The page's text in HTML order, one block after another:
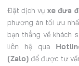
Đặt dịch vụ xe đưa
phương án tối ưu
bạn thẳng về khách
liên hệ qua
(Zalo) để được tư